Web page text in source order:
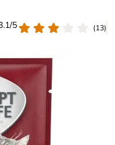
5
(13)